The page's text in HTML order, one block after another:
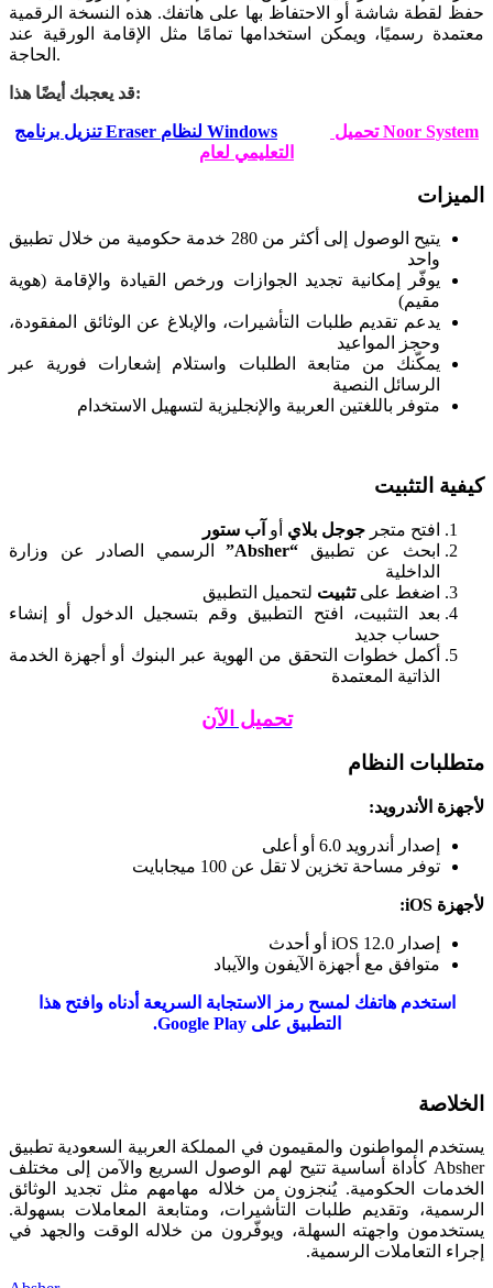
حفظ لقطة شاشة أو الاحتفاظ بها على هاتفك. هذه النسخة الرقمية
معتمدة رسميًا، ويمكن استخدامها تمامًا مثل الإقامة الورقية عند
الحاجة.
قد يعجبك أيضًا هذا:
تنزيل برنامج Eraser لنظام Windows
التعليمي لعام
الميزات
يتيح الوصول إلى أكثر من 280 خدمة حكومية من خلال تطبيق
واحد
يوفّر إمكانية تجديد الجوازات ورخص القيادة والإقامة (هوية
مقيم)
يدعم تقديم طلبات التأشيرات، والإبلاغ عن الوثائق المفقودة،
وحجز المواعيد
يمكّنك من متابعة الطلبات واستلام إشعارات فورية عبر
الرسائل النصية
متوفر باللغتين العربية والإنجليزية لتسهيل الاستخدام
كيفية التثبيت
افتح متجر جوجل بلاي أو آب ستور
ابحث عن تطبيق “Absher”
الرسمي الصادر عن وزارة
الداخلية
اضغط علىتثبيت لتحميل التطبيق
بعد التثبيت، افتح التطبيق وقم بتسجيل الدخول أو إنشاء
حساب جديد
أكمل خطوات التحقق من الهوية عبر البنوك أو أجهزة الخدمة
الذاتية المعتمدة
تحميل الآن
متطلبات النظام
لأجهزة الأندرويد:
إصدار أندرويد 6.0 أو أعلى
توفر مساحة تخزين لا تقل عن 100 ميجابايت
لأجهزة iOS:
إصدار iOS 12.0 أو أحدث
متوافق مع أجهزة الآيفون والآيباد
استخدم هاتفك لمسح رمز الاستجابة السريعة أدناه وافتح هذا
التطبيق على Google Play.
الخلاصة
يستخدم المواطنون والمقيمون في المملكة العربية السعودية تطبيق
Absher كأداة أساسية تتيح لهم الوصول السريع والآمن إلى مختلف
الخدمات الحكومية. يُنجزون من خلاله مهامهم مثل تجديد الوثائق
الرسمية، وتقديم طلبات التأشيرات، ومتابعة المعاملات بسهولة.
يستخدمون واجهته السهلة، ويوفّرون من خلاله الوقت والجهد في
إجراء التعاملات الرسمية.